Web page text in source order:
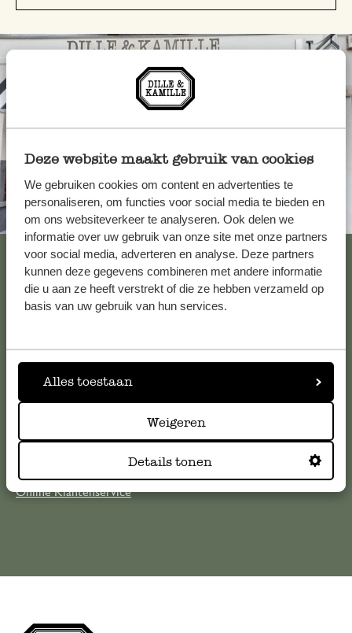
Deze website maakt gebruik van cookies
We gebruiken cookies om content en advertenties te
personaliseren, om functies voor social media te bieden en
om ons websiteverkeer te analyseren. Ook delen we
informatie over uw gebruik van onze site met onze partners
voor social media, adverteren en analyse. Deze partners
kunnen deze gegevens combineren met andere informatie
die u aan ze heeft verstrekt of die ze hebben verzameld op
basis van uw gebruik van hun services.
Alles toestaan
Weigeren
Details tonen
Altijd in de buurt
Bekijk alle 62 winkels
Voor vragen, tips of hulp kun je contact opnemen met onze
klantenservice. Of bekijk hier het antwoord op de
meestgestelde vragen
klantenservice@dille-kamille.com
Online Klantenservice